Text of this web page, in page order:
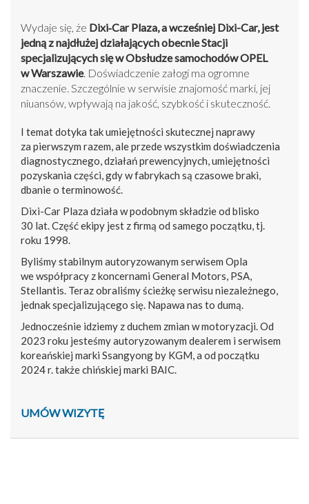
Wydaje się, że Dixi‑Car Plaza, a wcześniej Dixi-Car, jest
jedną z najdłużej działających obecnie Stacji
specjalizujących się w Obsłudze samochodów OPEL
w Warszawie. Doświadczenie załogi ma ogromne
znaczenie. Szczególnie w serwisie znajomość marki, jej
niuansów, wpływają na jakość, szybkość i skuteczność.
I temat dotyka tak umiejętności skutecznej naprawy
za pierwszym razem, ale przede wszystkim doświadczenia
diagnostycznego, działań prewencyjnych, umiejętności
pozyskania części, gdy w fabrykach są czasowe braki,
dbanie o terminowość.
Dixi-Car Plaza działa w podobnym składzie od blisko
30 lat. Część ekipy jest z firmą od samego początku, tj.
roku 1998.
Byliśmy stabilnym autoryzowanym serwisem Opla
we współpracy z koncernami General Motors, PSA,
Stellantis. Teraz obraliśmy ścieżkę serwisu niezależnego,
jednak specjalizującego się. Napawa nas to dumą.
Jednocześnie idziemy z duchem zmian w motoryzacji. Od
2023 roku jesteśmy autoryzowanym dealerem i serwisem
koreańskiej marki Ssangyong by KGM, a od początku
2024 r. także chińskiej marki BAIC.
UMÓW WIZYTĘ